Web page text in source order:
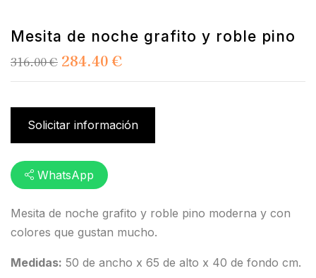
Mesita de noche grafito y roble pino
316.00€ 284.40 €
Mesita de noche grafito y roble pino moderna y con
colores que gustan mucho.
Medidas: 50 de ancho x 65 de alto x 40 de fondo cm.
Solicitar información
WhatsApp